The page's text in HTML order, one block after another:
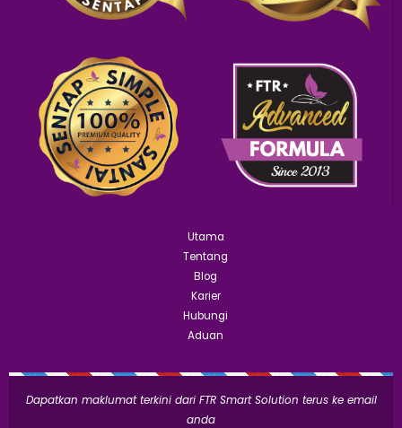
Utama
Tentang
Blog
Karier
Hubungi
Aduan
Dapatkan maklumat terkini dari FTR Smart Solution terus ke email
anda